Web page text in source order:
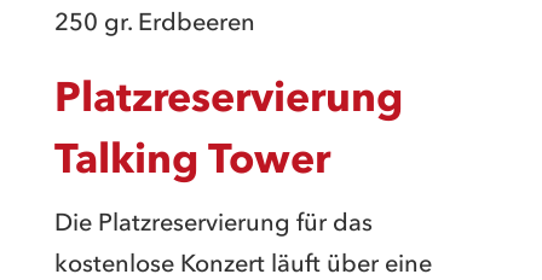
250 gr. Erdbeeren
Platzreservierung
Talking Tower
Die Platzreservierung für das
kostenlose Konzert läuft über eine